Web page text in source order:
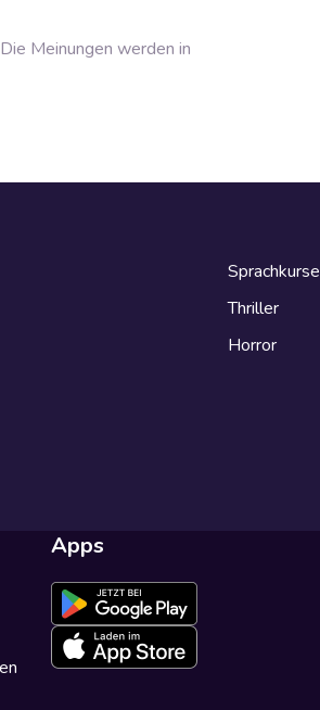
Meinungen werden in
Sprachkurse
Thriller
Horror
Apps